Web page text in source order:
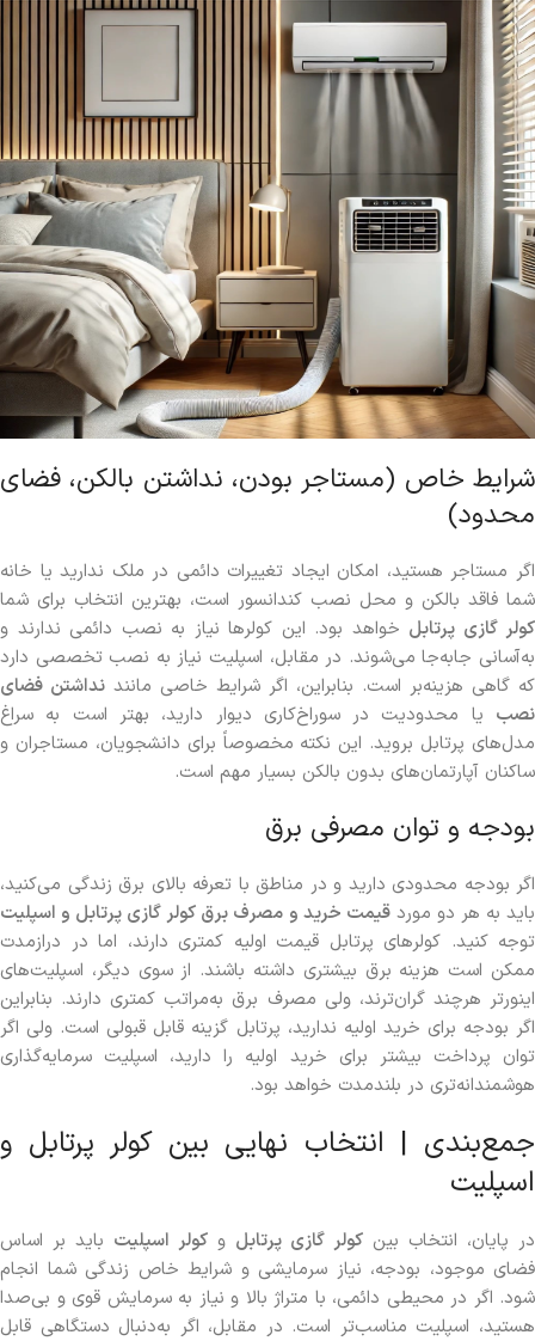
شرایط خاص (مستاجر بودن، نداشتن بالکن، فضای
محدود)
اگر مستاجر هستید، امکان ایجاد تغییرات دائمی در ملک ندارید یا خانه
شما فاقد بالکن و محل نصب کندانسور است، بهترین انتخاب برای شما
کولر گازی پرتابل خواهد بود. این کولرها نیاز به نصب دائمی ندارند و
به‌آسانی جابه‌جا می‌شوند. در مقابل، اسپلیت نیاز به نصب تخصصی دارد
که گاهی هزینه‌بر است. بنابراین، اگر شرایط خاصی مانند نداشتن فضای
نصب یا محدودیت در سوراخ‌کاری دیوار دارید، بهتر است به سراغ
مدل‌های پرتابل بروید. این نکته مخصوصاً برای دانشجویان، مستاجران و
ساکنان آپارتمان‌های بدون بالکن بسیار مهم است.
بودجه و توان مصرفی برق
اگر بودجه محدودی دارید و در مناطق با تعرفه بالای برق زندگی می‌کنید،
باید به هر دو موردقیمت خرید و مصرف برق کولر گازی پرتابل و اسپلیت
توجه کنید. کولرهای پرتابل قیمت اولیه کمتری دارند، اما در درازمدت
ممکن است هزینه برق بیشتری داشته باشند. از سوی دیگر، اسپلیت‌های
اینورتر هرچند گران‌ترند، ولی مصرف برق به‌مراتب کمتری دارند. بنابراین
اگر بودجه برای خرید اولیه ندارید، پرتابل گزینه قابل قبولی است. ولی اگر
توان پرداخت بیشتر برای خرید اولیه را دارید، اسپلیت سرمایه‌گذاری
هوشمندانه‌تری در بلندمدت خواهد بود.
جمع‌بندی | انتخاب نهایی بین کولر پرتابل و
اسپلیت
در پایان، انتخاب بین کولر گازی پرتابل و کولر اسپلیت باید بر اساس
فضای موجود، بودجه، نیاز سرمایشی و شرایط خاص زندگی شما انجام
شود. اگر در محیطی دائمی، با متراژ بالا و نیاز به سرمایش قوی و بی‌صدا
هستید، اسپلیت مناسب‌تر است. در مقابل، اگر به‌دنبال دستگاهی قابل